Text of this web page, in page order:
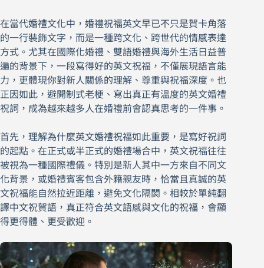
在當代婚禮文化中，婚禮祝福英文早已不只是賀卡角落
的一行裝飾文字，而是一種跨文化、跨世代的情感表達
方式。尤其在國際化婚禮、雙語婚禮與海外生活日益普
遍的背景下，一段寫得好的英文祝福，不僅展現語言能
力，更體現你對新人關係的理解、尊重與祝福深度。也
正因如此，避開制式老梗、寫出真正有溫度的英文婚禮
祝詞，成為越來越多人在婚禮前會認真思考的一件事。
首先，理解為什麼英文婚禮祝福如此重要，是寫好祝詞
的起點。在正式或半正式的婚禮場合中，英文祝福往往
被視為一種國際禮儀。特別是新人其中一方來自不同文
化背景，或婚禮賓客包含外籍親友時，恰當且真誠的英
文祝福能自然拉近距離，避免文化隔閡。相較於單純翻
譯中文祝賀語，真正符合英文語感與文化的祝福，會顯
得更得體、更受歡迎。